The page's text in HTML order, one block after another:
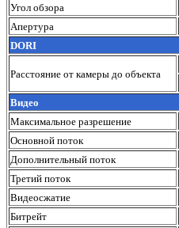
Угол обзора
Апертура
DORI
Расстояние от камеры до объекта
Видео
Максимальное разрешение
Основной поток
Дополнительный поток
Третий поток
Видеосжатие
Битрейт